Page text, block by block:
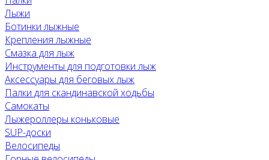
Лыжи
Ботинки лыжные
Крепления лыжные
Смазка для лыж
Инструменты для подготовки лыж
Аксессуары для беговых лыж
Палки для скандинавской ходьбы
Самокаты
Лыжероллеры коньковые
SUP-доски
Велосипеды